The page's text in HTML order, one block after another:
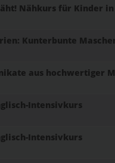
Nähkurs für Kinder
Kunterbunte
aus hochwertiger
Intensivkurs
Intensivkurs